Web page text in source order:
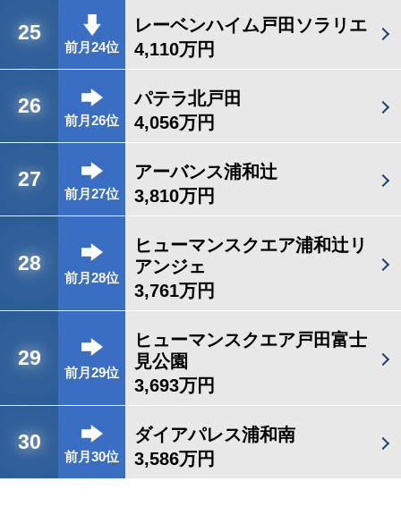
25
前月24位
レーベンハイム戸田ソラリエ
4,110万円
26
前月26位
パテラ北戸田
4,056万円
27
前月27位
アーバンス浦和辻
3,810万円
28
前月28位
ヒューマンスクエア浦和辻リ
アンジェ
3,761万円
29
前月29位
ヒューマンスクエア戸田富士
見公園
3,693万円
30
前月30位
ダイアパレス浦和南
3,586万円